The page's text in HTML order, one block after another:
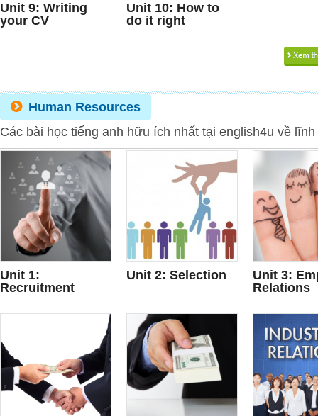
Unit 9: Writing
your CV
Unit 10: How to
do it right
Human Resources
Các bài học tiếng anh hữu ích nhất tại english4u về
Unit 1:
Recruitment
Unit 2: Selection
Unit 3:
Relations